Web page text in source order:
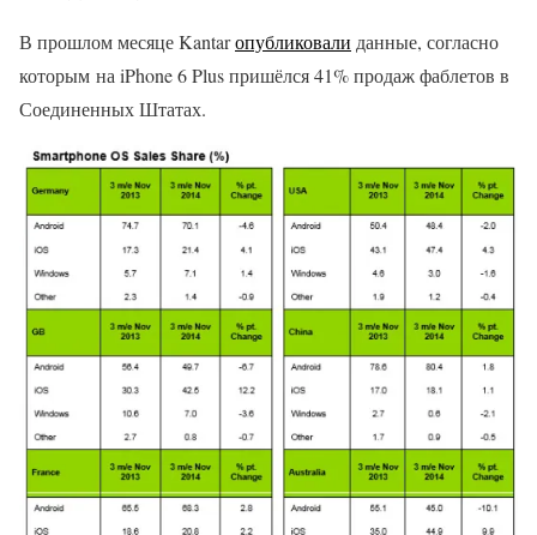
В прошлом месяце Kantarопубликовали данные, согласно
которым на iPhone 6 Plus пришёлся 41% продаж фаблетов в
Соединенных Штатах.